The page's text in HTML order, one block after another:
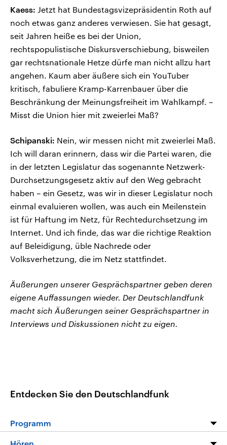
Kaess: Jetzt hat Bundestagsvizepräsidentin Roth auf
noch etwas ganz anderes verwiesen. Sie hat gesagt,
seit Jahren heiße es bei der Union,
rechtspopulistische Diskursverschiebung, bisweilen
gar rechtsnationale Hetze dürfe man nicht allzu hart
angehen. Kaum aber äußere sich ein YouTuber
kritisch, fabuliere Kramp-Karrenbauer über die
Beschränkung der Meinungsfreiheit im Wahlkampf. –
Misst die Union hier mit zweierlei Maß?
Schipanski: Nein, wir messen nicht mit zweierlei Maß.
Ich will daran erinnern, dass wir die Partei waren, die
in der letzten Legislatur das sogenannte Netzwerk-
Durchsetzungsgesetz aktiv auf den Weg gebracht
haben – ein Gesetz, was wir in dieser Legislatur noch
einmal evaluieren wollen, was auch ein Meilenstein
ist für Haftung im Netz, für Rechtedurchsetzung im
Internet. Und ich finde, das war die richtige Reaktion
auf Beleidigung, üble Nachrede oder
Volksverhetzung, die im Netz stattfindet.
Äußerungen unserer Gesprächspartner geben deren
eigene Auffassungen wieder. Der Deutschlandfunk
macht sich Äußerungen seiner Gesprächspartner in
Interviews und Diskussionen nicht zu eigen.
Entdecken Sie den Deutschlandfunk
Programm
Programm